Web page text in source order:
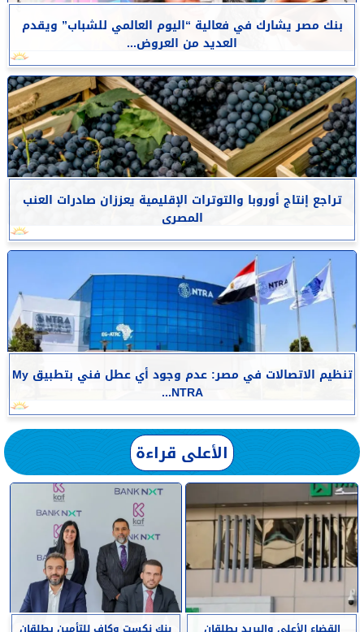
بنك مصر يشارك في فعالية “اليوم العالمي للشباب” ويقدم
العديد من العروض...
تراجع إنتاج أوروبا والتوترات الإقليمية يعززان صادرات العنب
المصرى
تنظيم الاتصالات في مصر: عدم وجود أي عطل فني بتطبيق My
NTRA...
الأعلى قراءة